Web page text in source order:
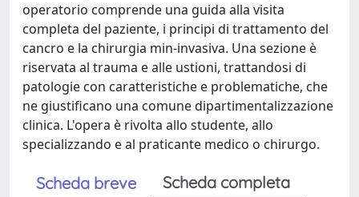
operatorio comprende una guida alla visita
completa del paziente, i principi di trattamento del
cancro e la chirurgia min-invasiva. Una sezione è
riservata al trauma e alle ustioni, trattandosi di
patologie con caratteristiche e problematiche, che
ne giustificano una comune dipartimentalizzazione
clinica. L'opera è rivolta allo studente, allo
specializzando e al praticante medico o chirurgo.
Scheda breve
Scheda completa